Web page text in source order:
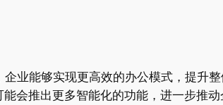
业能够实现更高效的办公模式，提升
会推出更多智能化的功能，进一步推